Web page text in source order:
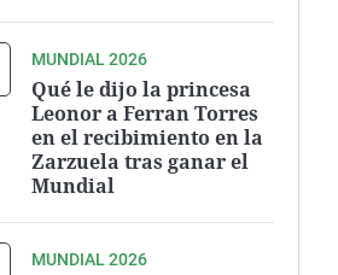
MUNDIAL 2026
Qué le dijo la princesa
Leonor a Ferran Torres
en el recibimiento en la
Zarzuela tras ganar el
Mundial
MUNDIAL 2026